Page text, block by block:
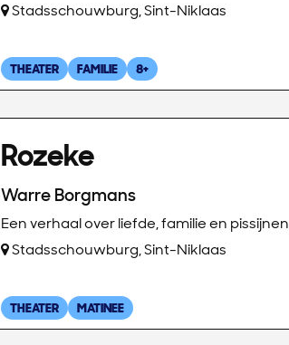
Stadsschouwburg, Sint-Niklaas
THEATER FAMILIE 8+
Rozeke
Warre Borgmans
Een verhaal over liefde, familie en pissijnen
Stadsschouwburg, Sint-Niklaas
THEATER MATINEE